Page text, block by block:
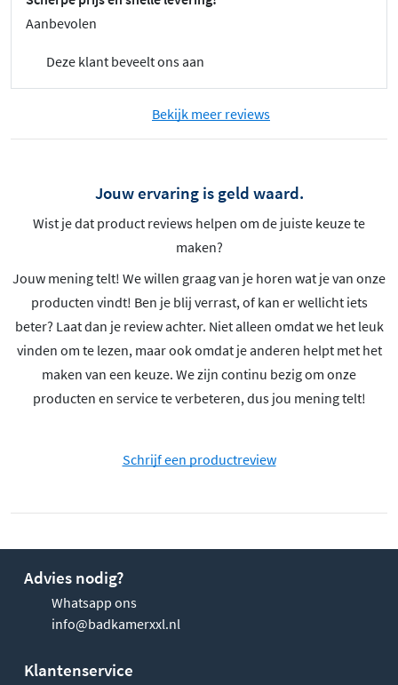
Aanbevolen
Deze klant beveelt ons aan
Bekijk meer reviews
Jouw ervaring is geld waard.
Wist je dat product reviews helpen om de juiste keuze te
maken?
Jouw mening telt! We willen graag van je horen wat je van onze
producten vindt! Ben je blij verrast, of kan er wellicht iets
beter? Laat dan je review achter. Niet alleen omdat we het leuk
vinden om te lezen, maar ook omdat je anderen helpt met het
maken van een keuze. We zijn continu bezig om onze
producten en service te verbeteren, dus jou mening telt!
Schrijf een productreview
Advies nodig?
Whatsapp ons
info@badkamerxxl.nl
Klantenservice